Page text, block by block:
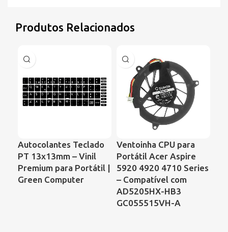
Produtos Relacionados
Autocolantes Teclado
PT 13x13mm – Vinil
Premium para Portátil |
Green Computer
Ventoinha CPU para
Portátil Acer Aspire
5920 4920 4710 Series
– Compatível com
AD5205HX-HB3
GC055515VH-A